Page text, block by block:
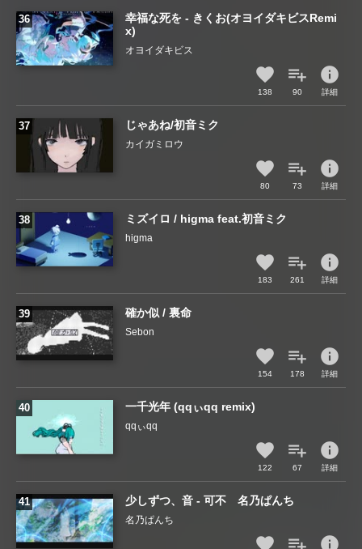
幸福な死を - きくお(オヨイダキビスRemi
x)
オヨイダキビス
138 90
info
詳細
じゃあね/初音ミク
カイガミロウ
80 73
info
詳細
ミズイロ / higma feat.初音ミク
higma
183 261
info
詳細
確か似 / 裏命
Sebon
154 178
info
詳細
一千光年 (qqぃqq remix)
qqぃqq
122 67
info
詳細
少しずつ、音 - 可不 名乃ぱんち
名乃ぱんち
info